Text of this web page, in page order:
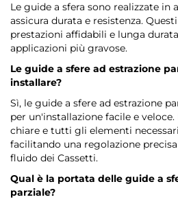
Le guide a sfera sono realizzate in
assicura durata e resistenza.
prestazioni affidabili e lunga
applicazioni più gravose.
Le guide a sfere ad estrazione
installare?
Sì, le guide a sfere ad estrazione
per un'installazione facile e
chiare e tutti gli elementi
facilitando una regolazione
fluido dei Cassetti.
Qual è la portata delle guide a
parziale?